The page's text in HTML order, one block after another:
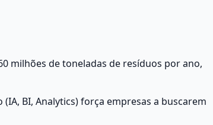
milhões de toneladas de resíduos por ano,
BI, Analytics) força empresas a buscarem